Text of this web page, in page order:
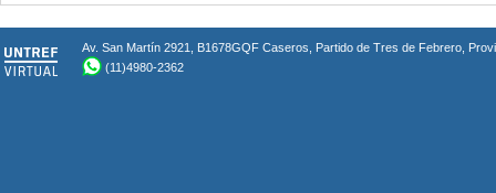
Av. San Martín 2921, B1678GQF Caseros, Partido de Tres de Febrero,
(11)4980-2362